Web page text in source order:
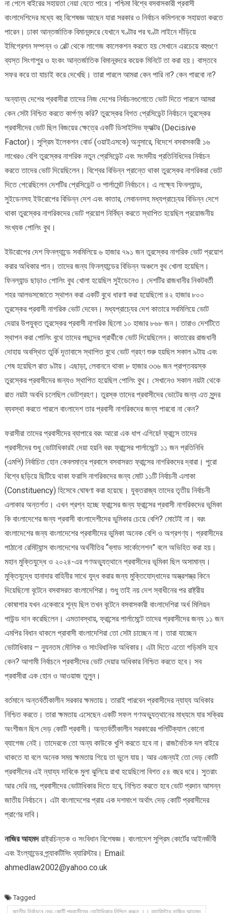
না পেলে বাইরের সহায়তা নেয়া যেতে পারে। পশ্চিমা বিশ্বে বসবাসকারী প্রবাসী
বাংলাদেশিদের মধ্যে বহু বিশেষজ্ঞ আছেন যারা সরকার ও নির্বাচন কমিশনকে সহায়তা করতে
পারেন। ঢাকা আন্তর্জাতিক বিমানবন্দরে যেখানে ঘণ্টার পর ঘণ্টা লাইনে দাঁড়িয়ে
ইমিগ্রেশন সম্পন্ন ও বেল্ট থেকে লাগেজ কালেকশন করতে হয় সেখানে এরচেয়ে বহুগুণে
ব্যস্ত সিংগাপুর ও হংকং আন্তর্জাতিক বিমানবন্দরে কয়েক মিনিটে তা করা হয়। বাস্তবে
সফর করে তা যাচাই করে দেখেছি। তারা পারলে আমরা কেন পারি না? কেন পারবো না?
অন্যান্য দেশের প্রবাসীরা তাদের নিজ দেশের নির্বাচনগুলোতে ভোট দিতে পারলে আমরা
কেন সেটা নিশ্চিত করতে কার্পণ্য করি? তুরস্কের বিগত প্রেসিডেন্ট নির্বাচনে তুরস্কের
প্রবাসীদের ভোট ছিল বিজয়ের ক্ষেত্রে একটি ডিসাইসিভ ফ্যাক্টর (Decisive
Factor)। সুপ্রিম ইলেকশন বোর্ড (ওয়াইএসকে) অনুসারে, বিদেশে বসবাসকারী ১৬
লাখেরও বেশি তুরস্কের নাগরিক নতুন প্রেসিডেন্ট এবং সংসদীয় প্রতিনিধিদের নির্বাচন
করতে তাদের ভোট দিয়েছিলেন। বিশ্বের বিভিন্ন প্রান্তে থাকা তুরস্কের নাগরিকরা ভোট
দিতে পেরেছিলেন দেশটির প্রেসিডেন্ট ও পার্লামেন্ট নির্বাচনে। এ লক্ষ্যে ফিনল্যান্ড,
সুইডেনসহ ইউরোপের বিভিন্ন দেশ এবং কাতার, লেবাননসহ মধ্যপ্রাচ্যের বিভিন্ন দেশে
থাকা তুরস্কের নাগরিকদের ভোট প্রয়োগ নির্বিঘ্ন করতে স্থাপিত হয়েছিল প্রয়োজনীয়
সংখ্যক পোলিং বুথ।
ইউরোপের দেশ ফিনল্যান্ডে সবমিলিয়ে ৬ হাজার ৭৯১ জন তুরস্কের নাগরিক ভোট প্রয়োগ
করার অধিকার পান। তাদের জন্য ফিনল্যান্ডের বিভিন্ন অঞ্চলে বুথ খোলা হয়েছিল।
ফিনল্যান্ড ছাড়াও পোলিং বুথ খোলা হয়েছিল সুইডেনেও। দেশটির রাজধানীর নিকটবর্তী
শহর আলভসজোতে স্থাপন করা একটি বুথে ধারণা করা হয়েছিলো ৪২ হাজার ৮০০
তুরস্কের প্রবাসী নাগরিক ভোট দেবেন। মধ্যপ্রাচ্যের দেশ কাতারে সবমিলিয়ে ভোট
দেয়ার উপযুক্ত তুরস্কের প্রবাসী নাগরিক ছিলো ১০ হাজার ৮৬৮ জন। তারাও দেশটিতে
স্থাপন করা পোলিং বুথে তাদের পছন্দের প্রার্থীকে ভোট দিয়েছিলেন। কাতারের রাজধানী
দোহায় অবস্থিত তুর্কি দূতাবাসে স্থাপিত বুথে ভোট গ্রহণ শুরু হয়ছিল সকাল ৯টায় এবং
শেষ হয়েছিল রাত ৯টায়। এছাড়া, লেবাননে থাকা ৮ হাজার ৩৩৬ জন প্রাপ্তবয়স্ক
তুরস্কের প্রবাসীদের জন্যও স্থাপিত হয়েছিল পোলিং বুথ। সেখানেও সকাল নয়টা থেকে
রাত নয়টা অবধি চলেছিল ভোটগ্রহণ। তুরস্ক তাদের প্রবাসীদের ভোটের জন্য এত সুন্দর
ব্যবস্থা করতে পারলে বাংলাদেশ তার প্রবাসী নাগরিকদের জন্য পারবো না কেন?
ফরাসীরা তাদের প্রবাসীদের ব্যাপারে বরং আরো এক ধাপ এগিয়ে! ফ্রান্সে তাদের
প্রবাসীদের শুধু ভোটাধিকারই দেয়া হয়নি বরং ফ্রান্সের পার্লামেন্টে ১১ জন প্রতিনিধি
(এমপি) নির্বাচিত হোন কেবলমাত্র প্রবাসে বসবাসরত ফ্রান্সের নাগরিকদের দ্বারা। পুরো
বিশ্বে ছড়িয়ে ছিটিয়ে থাকা ফরাসি নাগরিকদের জন্য মোট ১১টি নির্বাচনী এলাকা
(Constituency) হিসেবে ঘোষণা করা হয়েছে। যুক্তরাজ্য তাদের তৃতীয় নির্বাচনী
এলাকার অন্তর্গত। এখন প্রশ্ন হচ্ছে ফ্রান্সের জন্য ফ্রান্সের প্রবাসী নাগরিকদের ভুমিকা
কি বাংলাদেশের জন্য প্রবাসী বাংলাদেশীদের ভুমিকার চেয়ে বেশি? মোটেই না। বরং
বাংলাদেশের জন্য বাংলাদেশের প্রবাসীদের ভুমিকা অনেক বেশি ও অগ্রগণ্য। প্রবাসীদের
পাঠানো রেমিট্যান্স বাংলাদেশের অর্থনীতির “ব্লাড সার্কোলেশন” বলে অভিহিত করা হয়।
মহান মুক্তিযুদ্ধে ও ২০২৪-এর গণঅভ্যুত্থানে প্রবাসীদের ভূমিকা ছিল অসামান্য।
মুক্তিযুদ্ধে হানাদার বাহিনীর সাথে যুদ্ধ করার জন্য মুক্তিযোদ্ধাদের অস্ত্রশস্ত্র কিনে
দিয়েছিলো বৃটেনে বসবাসরত বাংলাদেশিরা। শুধু তাই নয় দেশ স্বাধীনের পর রাষ্ট্রীয়
কোষাগার যখন একেবারে শূন্য ছিল তখন বৃটেনে বসবাসকারী বাংলাদেশিরা অর্ধ মিলিয়ন
পাউন্ড দান করেছিলেন। এমতাবস্থায়, ফ্রান্সের পার্লামেন্টে তাদের প্রবাসীদের জন্য ১১ জন
এমপির বিধান থাকলে প্রাবাসী বাংলাদেশিরা তো সেটা চাচ্ছেন না। তারা যাচ্ছেন
ভোটাধিকার – ন্যুনতম মৌলিক ও সাংবিধানিক অধিকার। এটা দিতে এতো গড়িমসি হবে
কেন? আগামী নির্বাচনে প্রবাসীদের ভোট দেয়ার অধিকার নিশ্চিত করতে হবে। সব
প্রবাসীরা এক হোন ও আওয়াজ তুলুন।
বর্তমানে অন্তর্বর্তীকালীন সরকার ক্ষমতায়। তারাই পারবেন প্রবাসীদের ন্যায্য অধিকার
নিশ্চিত করতে। তারা ক্ষমতায় এসেছেন একটি সফল গণঅভ্যুত্থানের মাধ্যমে যার সক্রিয়
অংশীজন ছিল দেড় কোটি প্রবাসী। অন্তর্বর্তীকালীন সরকারের পলিটিক্যাল কোনো
ব্যাগেজ নেই। তাদেরকে তো অন্য কাউকে খুশি করতে হবে না। রাজনৈতিক দল বাইরে
থাকতে যা বলে অনেক সময় ক্ষমতায় গিয়ে তা ভুলে যায়। আর এজন্যই তো দেড় কোটি
প্রবাসীদের এই ন্যায্য দাবিকে মুলা ঝুলিয়ে রাখা হয়েছিলো বিগত ৫৪ বছর ধরে। সুতরাং
আর দেরি নয়, প্রবাসীদের ভোটাধিকার দিতে হবে, নিশ্চিত করতে হবে ভোট প্রদান আসন্ন
জাতীয় নির্বাচনে। এটা বাংলাদেশের প্রায় এক দশমাংশ অর্থাৎ দেড় কোটি প্রবাসীদের
প্রাণের দাবি।
নাজির আহমদরাষ্ট্রচিন্তক ও সংবিধান বিশেষজ্ঞ। বাংলাদেশ সুপ্রিম কোর্টের আইনজীবী
এবং ইংল্যান্ডের প্র্যাকটিসিং ব্যারিস্টার। Email:
ahmedlaw2002@yahoo.co.uk
Tagged